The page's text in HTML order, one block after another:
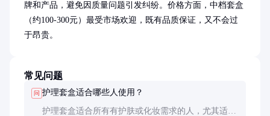
牌和产品，避免因质量问题引发纠纷。价格方面，中档套盒
（约100-300元）最受市场欢迎，既有品质保证，又不会过
于昂贵。
常见问题
问 护理套盒适合哪些人使用？
护理套盒适合所有有护肤或化妆需求的人，尤其适合